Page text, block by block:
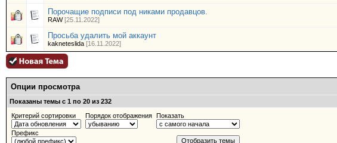
Порочащие подписи под никами продавцов.
RAW [25.11.2022]
Просьба удалить мой аккаунт
kakneteslida [16.11.2022]
Опции просмотра
Показаны темы с 1 по 20 из 232
Критерий сортировки
Порядок отображения Показать
Префикс